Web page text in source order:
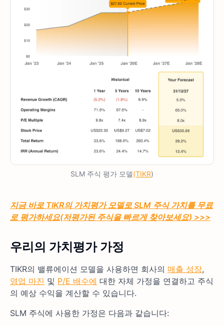
SLM 주식 평가 모델(TIKR)
지금 바로 TIKR의 가치평가 모델로 SLM 주식 가치를 무료
로 평가하세요(저평가된 주식을 빠르게 찾아보세요) >>>
우리의 가치평가 가정
TIKR의 밸류에이션 모델을 사용하면 회사의 매출 성장,
영업 마진 및 P/E 배수에 대한 자체 가정을 연결하고 주식
의 예상 수익을 계산할 수 있습니다.
SLM 주식에 사용한 가정은 다음과 같습니다: